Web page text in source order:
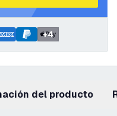
+4
del producto